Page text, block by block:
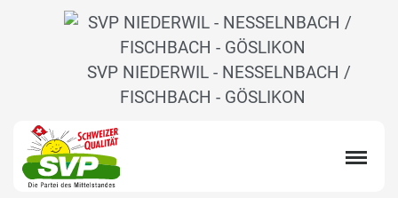
SVP NIEDERWIL - NESSELNBACH /
FISCHBACH - GÖSLIKON